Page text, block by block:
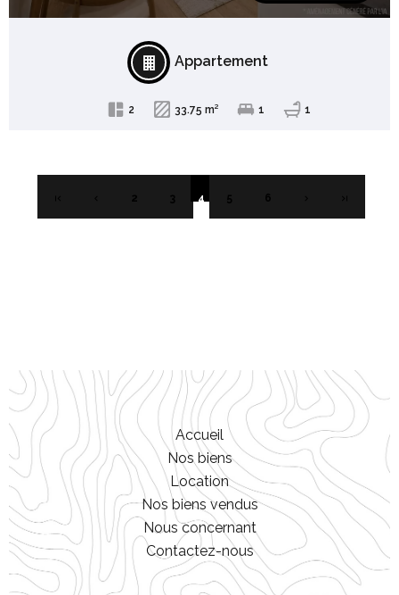
Appartement
2 33.75 m² 1 1
2 3 4 5 6
Accueil
Nos biens
Location
Nos biens vendus
Nous concernant
Contactez-nous